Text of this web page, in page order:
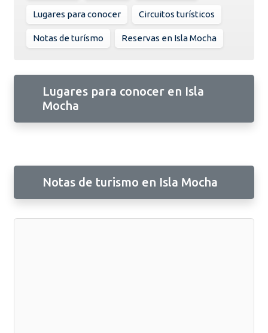
Lugares para conocer Circuitos turísticos
Notas de turísmo Reservas en Isla Mocha
Lugares para conocer en Isla
Mocha
Notas de turismo en Isla Mocha